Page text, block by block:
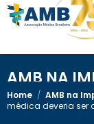
AMB NA
Home / AMB na
médica deveria ser